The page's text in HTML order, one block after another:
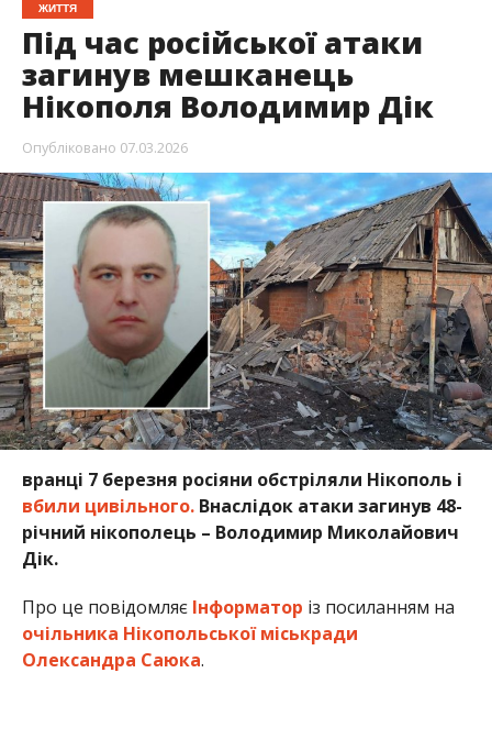
ЖИТТЯ
Під час російської атаки
загинув мешканець
Нікополя Володимир Дік
Опубліковано 07.03.2026
вранці 7 березня росіяни обстріляли Нікополь і
вбили цивільного.Внаслідок атаки загинув 48-
річний нікополець – Володимир Миколайович
Дік.
Про це повідомляє Інформатор із посиланням на
очільника Нікопольської міськради
Олександра Саюка.